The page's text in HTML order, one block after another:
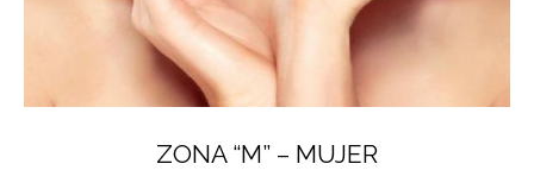
ZONA “M” – MUJER